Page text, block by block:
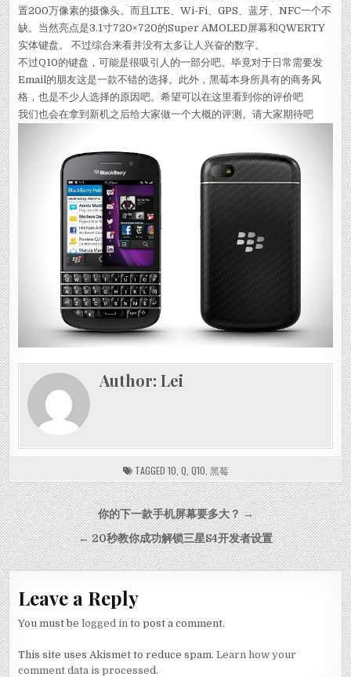
置200万像素的摄像头。而且LTE、Wi-Fi、GPS、蓝牙、NFC一个不
缺。当然亮点是3.1寸720×720的Super AMOLED屏幕和QWERTY
实体键盘。 不过综合来看并没有太多让人兴奋的数字。
不过Q10的键盘，可能是很吸引人的一部分吧。毕竟对于日常需要发
Email的朋友这是一款不错的选择。此外，黑莓本身所具有的商务风
格，也是不少人选择的原因吧。希望可以在这里看到你的评价吧
我们也会在拿到新机之后给大家做一个大概的评测。请大家期待吧
Author:Lei
TAGGED 10, Q, Q10, 黑莓
Post navigation你的下一款手机屏幕要多大？ →
← 20秒教你成功解锁三星S4开发者设置
Leave a Reply
You must belogged in to post a comment.
This site uses Akismet to reduce spam.Learn how your
comment data is processed.